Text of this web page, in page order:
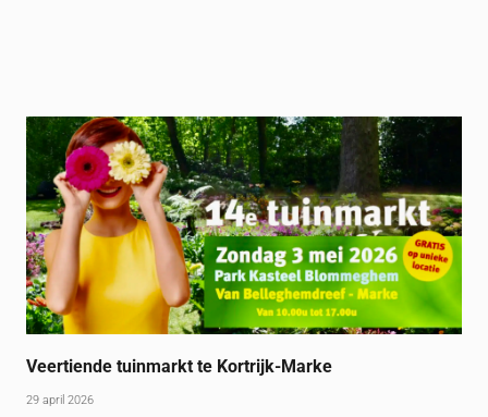
Veertiende tuinmarkt te Kortrijk-Marke
29 april 2026